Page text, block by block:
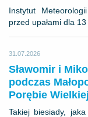
Instytut
przed upałami dla
31.07.2026
Sławomir i
podczas
Porębie Wielkiej
Takiej biesiady,